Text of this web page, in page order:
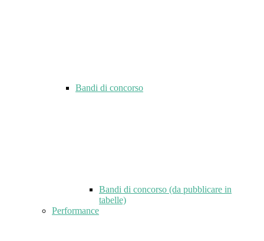
Bandi di concorso
Bandi di concorso (da pubblicare in
tabelle)
Performance